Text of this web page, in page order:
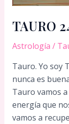
TAURO
Astrología /
Tauro. Yo soy
nunca es
Tauro vamos
energía que
vamos a